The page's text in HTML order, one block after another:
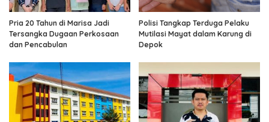
Pria 20 Tahun di Marisa Jadi
Tersangka Dugaan Perkosaan
dan Pencabulan
Polisi Tangkap Terduga Pelaku
Mutilasi Mayat dalam Karung di
Depok